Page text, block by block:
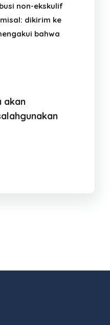
non-ekskulif
dikirim ke
bahwa
akan